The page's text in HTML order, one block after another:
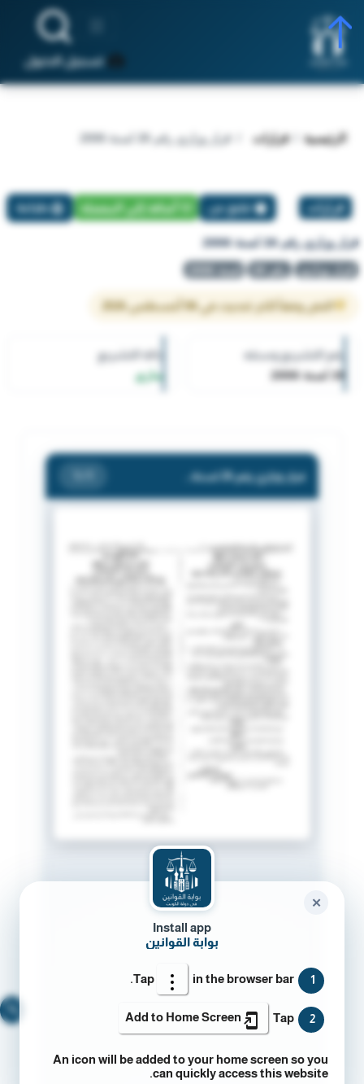
تسجيل الدخول
الرئيسية قرارات قرار وزاري رقم 26 لسنة 2006
قرارات تبليغ عن أضافة إلي المفضلة طباعة
قرار وزاري رقم 26 لسنة 2006
قرار وزاري رقم 26 لسنة 2006
النص وفقاً لآخر تحديث في 06 أغسطس 2026
رقم التشريع وسنته
26 لسنة 2006
حالة التشريع
ساري
Install app
بوابة القوانين
1
Tap in the browser bar.
2
Tap
Add to Home Screen
An icon will be added to your home screen so you
can quickly access this website.
✕